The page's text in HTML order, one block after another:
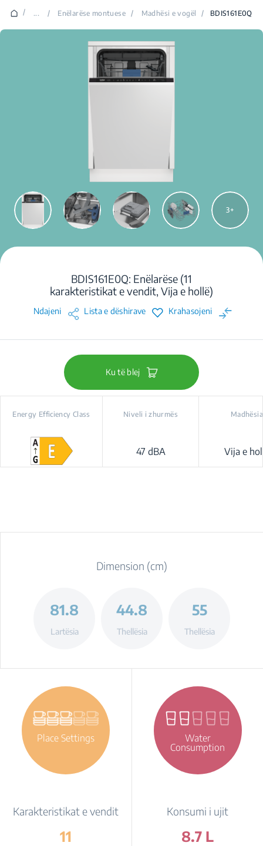
/ ... / Enëlarëse montuese / Madhësi e vogël / BDIS161E0Q
3
BDIS161E0Q: Enëlarëse (11
karakteristikat e vendit, Vija e hollë)
Ndajeni Lista e dëshirave Krahasojeni
Ku të blej
Energy Efficiency Class Niveli i zhurmës
47 dBA
Madhësia
Vija e
Dimension (cm)
81.8
Lartësia
44.8
Thellësia
55
Thellësia
Place Settings
Karakteristikat e vendit
11
Water
Consumption
Konsumi i ujit
8.7 L